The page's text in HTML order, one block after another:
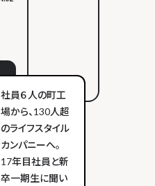
社員６人の町工
場から、130人超
のライフスタイル
カンパニーへ。
17年目社員と新
卒一期生に聞い